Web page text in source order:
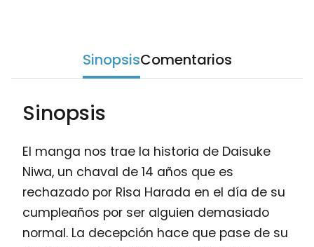
SinopsisComentarios
Sinopsis
El manga nos trae la historia de Daisuke
Niwa, un chaval de 14 años que es
rechazado por Risa Harada en el día de su
cumpleaños por ser alguien demasiado
normal. La decepción hace que pase de su